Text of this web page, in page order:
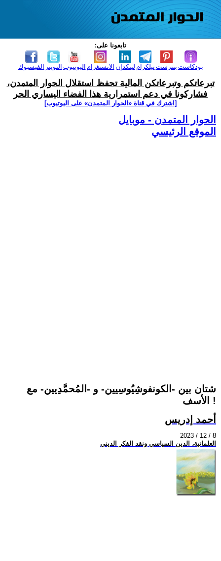
تابعونا على:
الفيسبوك التويتر اليوتيوب الانستغرام لينكدإن تيلكرامبنترست بودكاست
تبرعاتكم وتبرعاتكن المالية تحفظ استقلال الحوار المتمدن،
فشاركونا في دعم استمرارية هذا الفضاء اليساري الحر
[اشترك في قناة ‫«الحوار المتمدن» على اليوتيوب]
الحوار المتمدن - موبايل
الموقع الرئيسي
شتان بين -الكونفوشِيُوسِيين- و -المُحمَّدِيين- مع
الأسف !
أحمد إدريس
2023 / 12 / 8
العلمانية، الدين السياسي ونقد الفكر الديني